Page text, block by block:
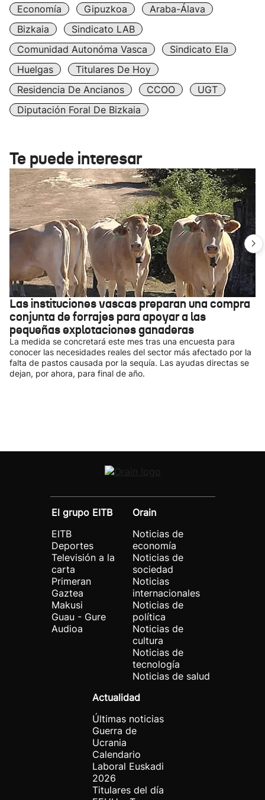
Economía Gipuzkoa
Araba-Álava
Bizkaia
Sindicato LAB
Comunidad Autonóma Vasca
Sindicato Ela
Huelgas
Titulares De Hoy
Residencia De Ancianos
CCOO
UGT
Diputación Foral De Bizkaia
Te puede interesar
Las instituciones vascas preparan una compra
conjunta de forrajes para apoyar a las
pequeñas explotaciones ganaderas
La medida se concretará este mes tras una encuesta para
conocer las necesidades reales del sector más afectado por la
falta de pastos causada por la sequía. Las ayudas directas se
dejan, por ahora, para final de año.
El grupo EITB
EITB
Deportes
Televisión a la
carta
Primeran
Gaztea
Makusi
Guau - Gure
Audioa
Orain
Noticias de
economía
Noticias de
sociedad
Noticias
internacionales
Noticias de
política
Noticias de
cultura
Noticias de
tecnología
Noticias de salud
Actualidad
Últimas noticias
Guerra de
Ucrania
Calendario
Laboral Euskadi
2026
Titulares del día